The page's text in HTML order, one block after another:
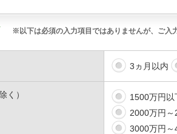
※以下は必須の入力項目ではありませんが、ご入
3ヵ月以内
く）
1500万円以
2000万円
3000万円～